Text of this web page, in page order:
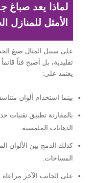
لماذا يعد صباغ
الأمثل للمنازل
على سبيل المثال صبغ
تقليدية، بل أصبح فناً
يعتمد على:
بينما استخدام ألوان
بالمقارنة تطبيق تقنيات
الدهانات الملمسية.
كذلك الدمج بين الألوان
المساحات.
على الجانب الآخر مراعاة